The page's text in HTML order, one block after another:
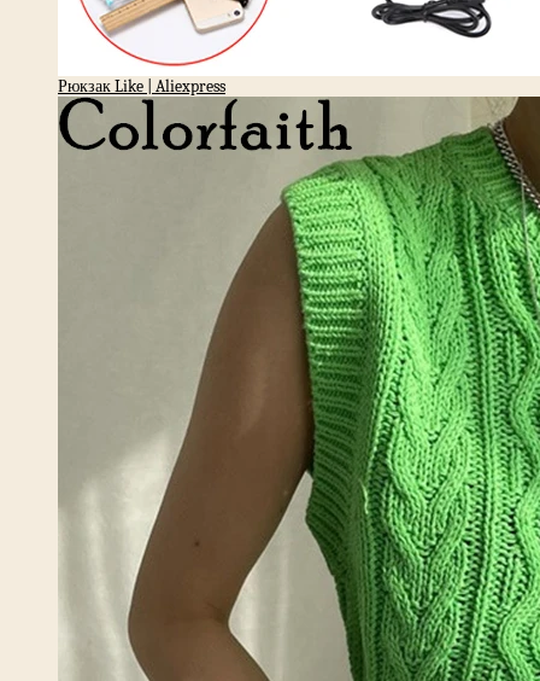
Рюкзак Like | Aliexpress